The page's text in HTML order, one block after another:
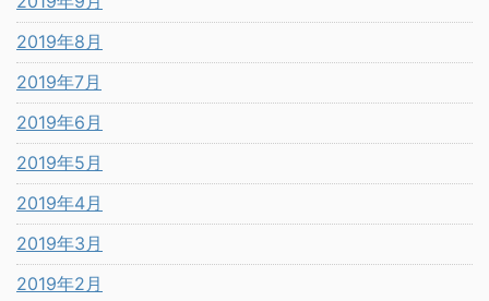
2019年8月
2019年7月
2019年6月
2019年5月
2019年4月
2019年3月
2019年2月